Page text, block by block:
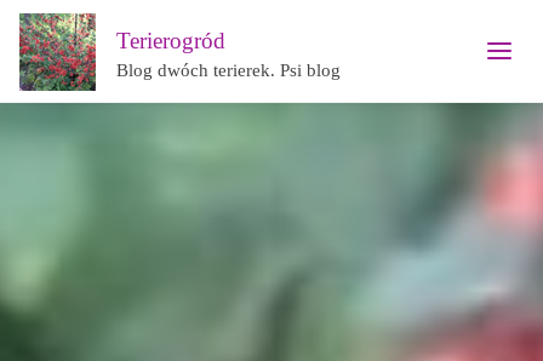
Terierogród
Blog dwóch terierek. Psi blog